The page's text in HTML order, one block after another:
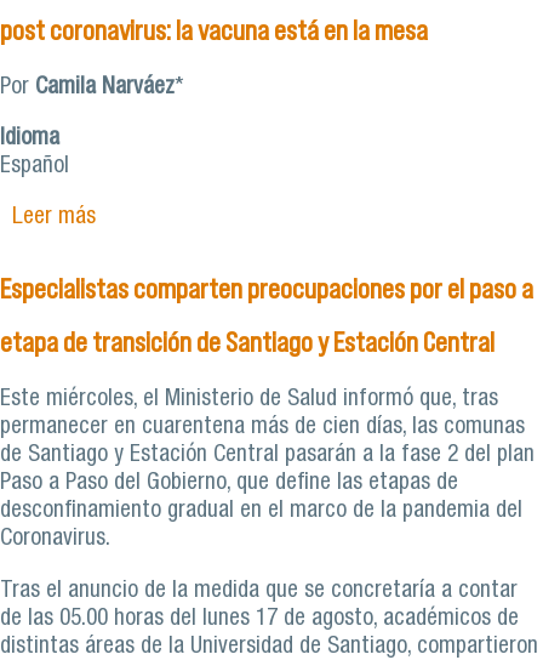
post coronavirus: la vacuna está en la mesa
Por Camila Narváez*
Idioma
Español
Leer mássobre Opinión | La pandemia de problemas de
la mesa
Especialistas comparten preocupaciones por el paso a
etapa de transición de Santiago y Estación Central
Este miércoles, el Ministerio de Salud informó que, tras
permanecer en cuarentena más de cien días, las comunas
de Santiago y Estación Central pasarán a la fase 2 del plan
Paso a Paso del Gobierno, que define las etapas de
desconfinamiento gradual en el marco de la pandemia del
Coronavirus.
Tras el anuncio de la medida que se concretaría a contar
de las 05.00 horas del lunes 17 de agosto, académicos de
distintas áreas de la Universidad de Santiago, compartieron